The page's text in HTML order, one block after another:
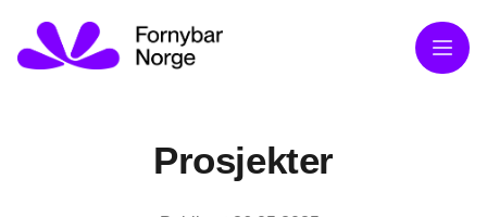
Meny
Prosjekter